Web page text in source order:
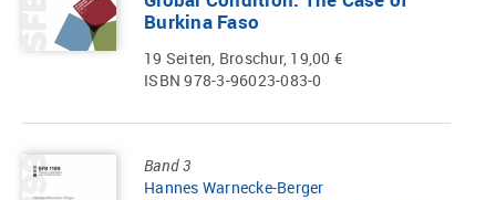
Burkina Faso
19 Seiten, Broschur, 19,00 €
ISBN 978-3-96023-083-0
Band 3
Hannes Warnecke-Berger